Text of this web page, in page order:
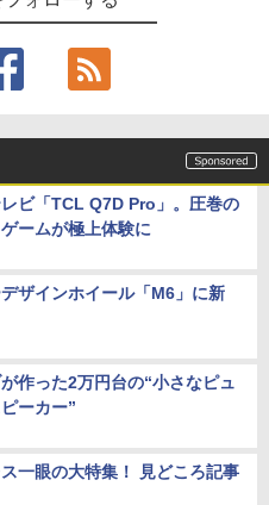
ビ「TCL Q7D Pro」。圧巻の
ームが極上体験に
ザインホイール「M6」に新
作った2万円台の“小さなピュ
ーカー”
一眼の大特集！ 見どころ記事